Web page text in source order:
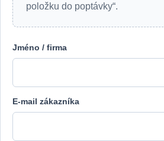
položku do poptávky“.
Jméno / firma
E-mail zákazníka